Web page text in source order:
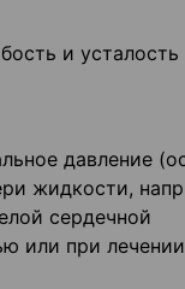
и
давление
жидкости,
сердечной
или при